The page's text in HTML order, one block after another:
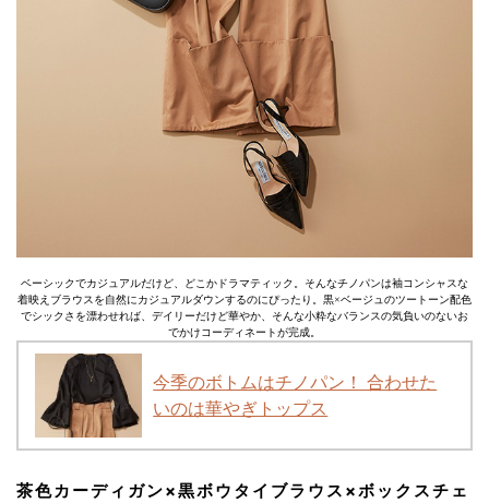
ベーシックでカジュアルだけど、どこかドラマティック。そんなチノパンは袖コンシャスな
着映えブラウスを自然にカジュアルダウンするのにぴったり。黒×ベージュのツートーン配色
でシックさを漂わせれば、デイリーだけど華やか、そんな小粋なバランスの気負いのないお
でかけコーディネートが完成。
今季のボトムはチノパン！ 合わせた
いのは華やぎトップス
茶色カーディガン×黒ボウタイブラウス×ボックスチェ